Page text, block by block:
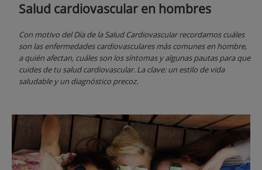
Salud cardiovascular en hombres
Con motivo del Día de la Salud Cardiovascular recordamos cuáles
son las enfermedades cardiovasculares más comunes en hombre,
a quién afectan, cuáles son los síntomas y algunas pautas para que
cuides de tu salud cardiovascular. La clave: un estilo de vida
saludable y un diagnóstico precoz.